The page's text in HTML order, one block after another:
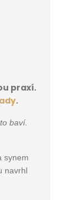
praxí.
.
baví.
synem
navrhl